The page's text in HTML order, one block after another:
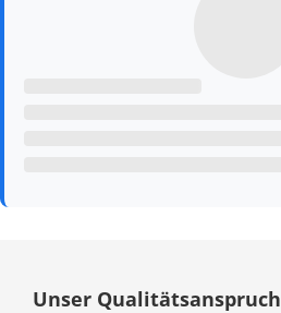
Unser Qualitätsanspruch